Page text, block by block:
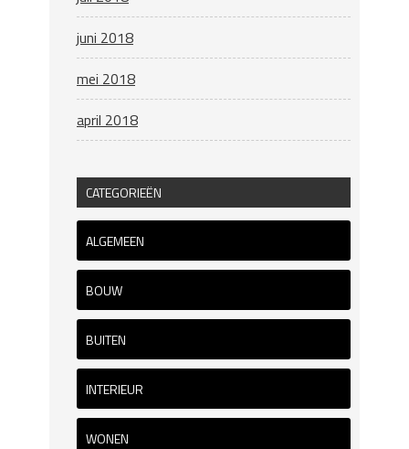
juni 2018
mei 2018
april 2018
CATEGORIEËN
ALGEMEEN
BOUW
BUITEN
INTERIEUR
WONEN